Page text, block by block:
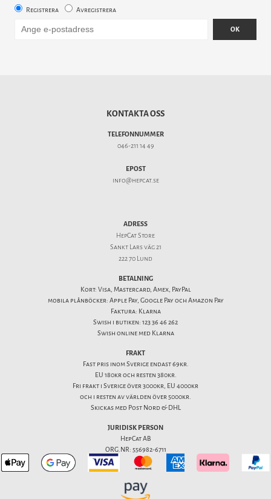
Registrera Avregistrera
OK
KONTAKTA OSS
TELEFONNUMMER
046-211 14 49
EPOST
info@hepcat.se
ADRESS
HepCat Store
Sankt Lars väg 21
222 70 Lund
BETALNING
Kort: Visa, Mastercard, Amex, PayPal
mobila plånböcker: Apple Pay, Google Pay och Amazon Pay
Faktura: Klarna
Swish i butiken: 123 36 46 262
Swish online med Klarna
FRAKT
Fast pris inom Sverige endast 69kr.
EU 180kr och resten 380kr.
Fri frakt i Sverige över 3000kr, EU 4000kr
och i resten av världen över 5000kr.
Skickas med Post Nord & DHL
JURIDISK PERSON
HepCat AB
ORG.NR: 556982-6711